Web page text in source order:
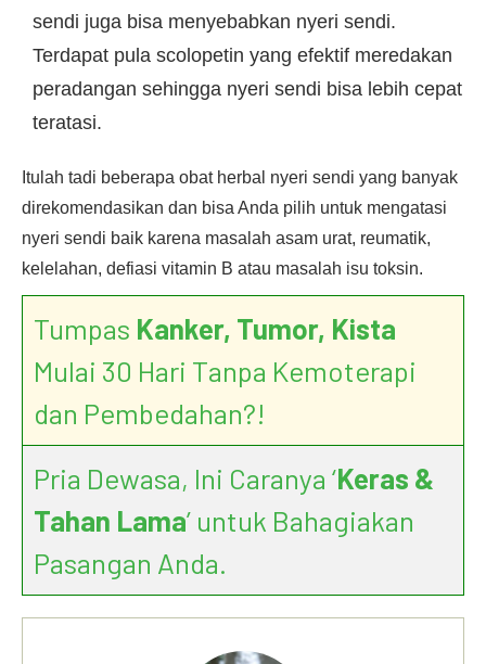
sendi juga bisa menyebabkan nyeri sendi.
Terdapat pula scolopetin yang efektif meredakan
peradangan sehingga nyeri sendi bisa lebih cepat
teratasi.
Itulah tadi beberapa obat herbal nyeri sendi yang banyak
direkomendasikan dan bisa Anda pilih untuk mengatasi
nyeri sendi baik karena masalah asam urat, reumatik,
kelelahan, defiasi vitamin B atau masalah isu toksin.
Tumpas Kanker, Tumor, Kista
Mulai 30 Hari Tanpa Kemoterapi
dan Pembedahan?!
Pria Dewasa, Ini Caranya ‘Keras &
Tahan Lama’ untuk Bahagiakan
Pasangan Anda.